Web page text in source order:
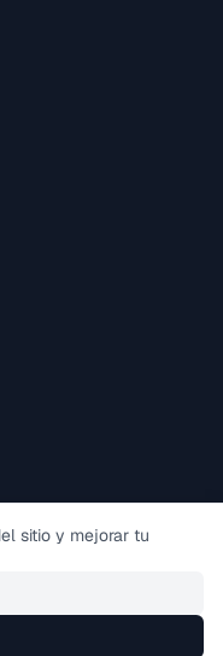
reservados.
sitio y mejorar tu